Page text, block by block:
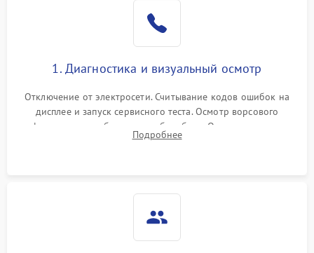
1. Диагностика и визуальный осмотр
Отключение от электросети. Считывание кодов ошибок на
дисплее и запуск сервисного теста. Осмотр ворсового
фильтра, теплообменника и барабана. Опрос клиента о
неисправностях (не сушит, не крутит барабан, сильно шумит
Подробнее